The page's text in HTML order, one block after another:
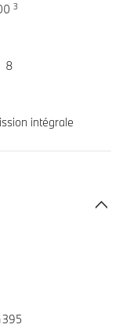
3
8
intégrale
395